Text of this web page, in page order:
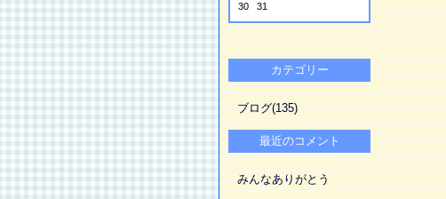
30
31
カテゴリー
ブログ(135)
最近のコメント
みんなありがとう